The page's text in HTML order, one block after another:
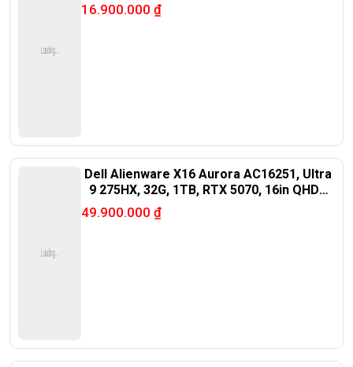
16.900.000 ₫
Dell Alienware X16 Aurora AC16251, Ultra
9 275HX, 32G, 1TB, RTX 5070, 16in QHD+
49.900.000 ₫